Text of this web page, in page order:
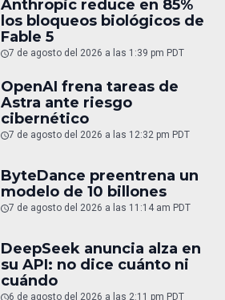
Anthropic reduce en 85%
los bloqueos biológicos de
Fable 5
7 de agosto del 2026 a las 1:39 pm PDT
OpenAI frena tareas de
Astra ante riesgo
cibernético
7 de agosto del 2026 a las 12:32 pm PDT
ByteDance preentrena un
modelo de 10 billones
7 de agosto del 2026 a las 11:14 am PDT
DeepSeek anuncia alza en
su API: no dice cuánto ni
cuándo
6 de agosto del 2026 a las 2:11 pm PDT